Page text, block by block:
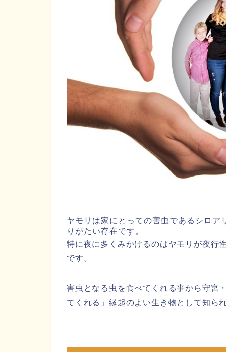
ヤモリは家にとっての害虫であるシロ
りがたい存在です。
特に夜に多くみかけるのはヤモリが夜行
です。
害虫となる虫を食べてくれる事から守宮
てくれる」縁起のよい生き物として知ら